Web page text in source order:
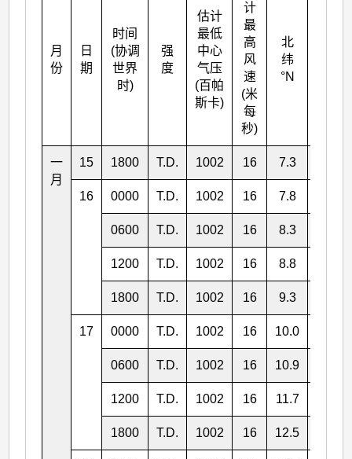
月
份
日
期
时间
(协调
世界
时)
强
度
估计
最低
中心
气压
(百帕
斯卡)
计
最
高
风
速
(米
每
秒)
北
纬
°N
一
月
15 1800 T.D. 1002 16 7.3
16 0000 T.D. 1002 16 7.8
0600 T.D. 1002 16 8.3
1200 T.D. 1002 16 8.8
1800 T.D. 1002 16 9.3
17 0000 T.D. 1002 16 10.0
0600 T.D. 1002 16 10.9
1200 T.D. 1002 16 11.7
1800 T.D. 1002 16 12.5